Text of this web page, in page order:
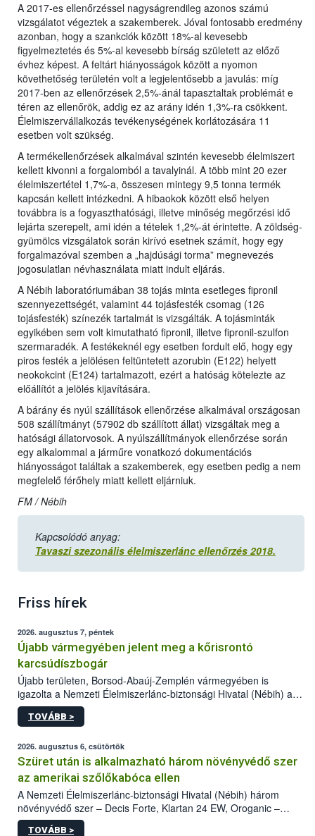
A 2017-es ellenőrzéssel nagyságrendileg azonos számú
vizsgálatot végeztek a szakemberek. Jóval fontosabb eredmény
azonban, hogy a szankciók között 18%-al kevesebb
figyelmeztetés és 5%-al kevesebb bírság született az előző
évhez képest. A feltárt hiányosságok között a nyomon
követhetőség területén volt a legjelentősebb a javulás: míg
2017-ben az ellenőrzések 2,5%-ánál tapasztaltak problémát e
téren az ellenőrök, addig ez az arány idén 1,3%-ra csökkent.
Élelmiszervállalkozás tevékenységének korlátozására 11
esetben volt szükség.
A termékellenőrzések alkalmával szintén kevesebb élelmiszert
kellett kivonni a forgalomból a tavalyinál. A több mint 20 ezer
élelmiszertétel 1,7%-a, összesen mintegy 9,5 tonna termék
kapcsán kellett intézkedni. A hibaokok között első helyen
továbbra is a fogyaszthatósági, illetve minőség megőrzési idő
lejárta szerepelt, ami idén a tételek 1,2%-át érintette. A zöldség-
gyümölcs vizsgálatok során kirívó esetnek számít, hogy egy
forgalmazóval szemben a „hajdúsági torma” megnevezés
jogosulatlan névhasználata miatt indult eljárás.
A Nébih laboratóriumában 38 tojás minta esetleges fipronil
szennyezettségét, valamint 44 tojásfesték csomag (126
tojásfesték) színezék tartalmát is vizsgálták. A tojásminták
egyikében sem volt kimutatható fipronil, illetve fipronil-szulfon
szermaradék. A festékeknél egy esetben fordult elő, hogy egy
piros festék a jelölésen feltüntetett azorubin (E122) helyett
neokokcint (E124) tartalmazott, ezért a hatóság kötelezte az
előállítót a jelölés kijavítására.
A bárány és nyúl szállítások ellenőrzése alkalmával országosan
508 szállítmányt (57902 db szállított állat) vizsgáltak meg a
hatósági állatorvosok. A nyúlszállítmányok ellenőrzése során
egy alkalommal a járműre vonatkozó dokumentációs
hiányosságot találtak a szakemberek, egy esetben pedig a nem
megfelelő férőhely miatt kellett eljárniuk.
FM / Nébih
Kapcsolódó anyag:
Tavaszi szezonális élelmiszerlánc ellenőrzés 2018.
Friss hírek
2026. augusztus 7, péntek
Újabb vármegyében jelent meg a kőrisrontó
karcsúdíszbogár
Újabb területen, Borsod-Abaúj-Zemplén vármegyében is
igazolta a Nemzeti Élelmiszerlánc-biztonsági Hivatal (Nébih) a
kőrisrontó karcsúdíszbogár (Agrilus planipennis) jelenlétét. A
kártevőt nem csak színcsapdában találták meg, de már fertőzött
az intenzív felderítést, emellett az intézkedéseket a szlovák
hatósággal is összehangolják a terjedés megállítása érdekében.
TOVÁBB >
2026. augusztus 6, csütörtök
Szüret után is alkalmazható három növényvédő szer
az amerikai szőlőkabóca ellen
A Nemzeti Élelmiszerlánc-biztonsági Hivatal (Nébih) három
növényvédő szer – Decis Forte, Klartan 24 EW, Oroganic –
engedélyokiratát módosította, így azok a szüretet követően,
TOVÁBB >